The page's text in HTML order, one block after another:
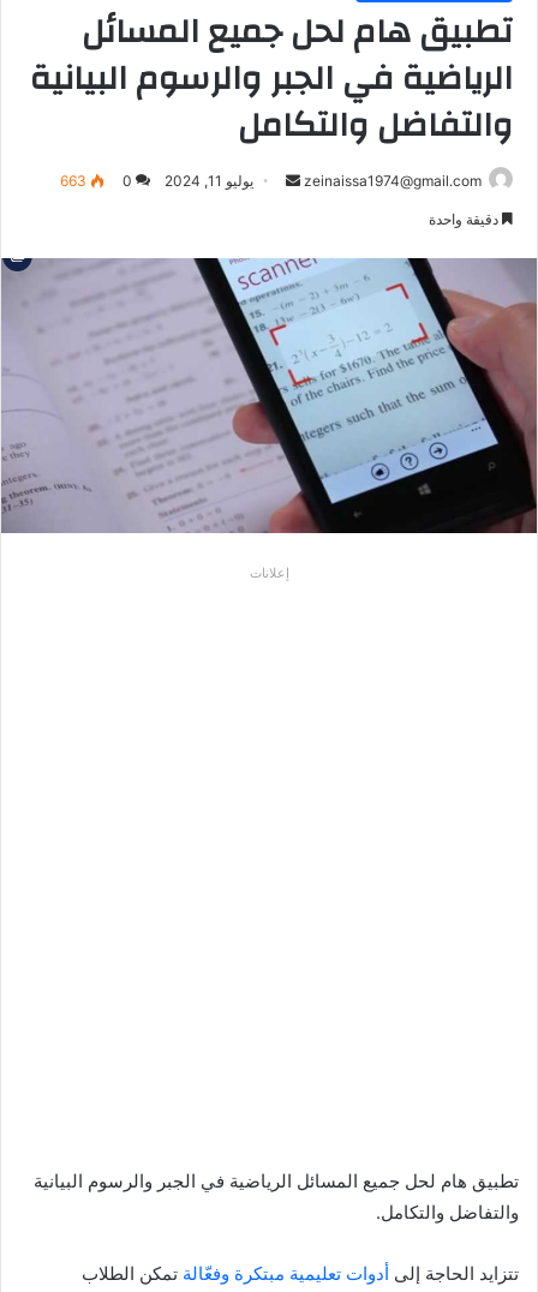
تطبيق هام لحل جميع المسائل
الرياضية في الجبر والرسوم البيانية
والتفاضل والتكامل
zeinaissa1974@gmail.com
أرسل يوليو 11, 2024 0
663
دقيقة واحدة
إعلانات
تطبيق هام لحل جميع المسائل الرياضية في الجبر والرسوم البيانية
والتفاضل والتكامل.
تتزايد الحاجة إلى أدوات تعليمية مبتكرة وفعّالة تمكن الطلاب